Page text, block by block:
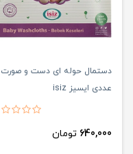
عددی ایسیز isiz
640,000 تومان